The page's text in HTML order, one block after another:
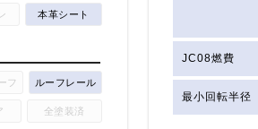
本革シート
フ ルーフレール
全塗装済
JC08燃費
最小回転半径